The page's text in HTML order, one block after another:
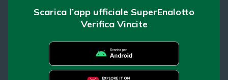
Scarica l’app ufficiale SuperEnalotto
Verifica Vincite